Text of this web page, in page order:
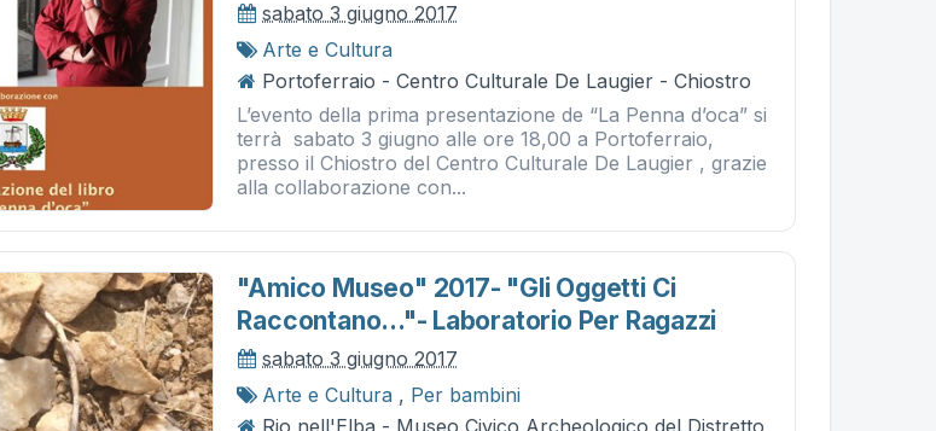
sabato 3 giugno 2017
Arte e Cultura
Portoferraio - Centro Culturale De Laugier - Chiostro
L’evento della prima presentazione de “La Penna d’oca” si
terrà sabato 3 giugno alle ore 18,00 a Portoferraio,
presso il Chiostro del Centro Culturale De Laugier , grazie
alla collaborazione con...
"amico Museo" 2017- "gli Oggetti Ci
Raccontano..."- Laboratorio Per Ragazzi
sabato 3 giugno 2017
Arte e Cultura , Per bambini
Rio nell'Elba - Museo Civico Archeologico del Distretto